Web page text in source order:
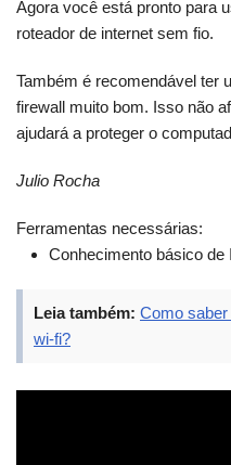
Agora você está pronto para
roteador de internet sem fio.
Também é recomendável ter
firewall muito bom. Isso não
ajudará a proteger o
Julio Rocha
Ferramentas necessárias:
Conhecimento básico de
Leia também: Como
wi-fi?